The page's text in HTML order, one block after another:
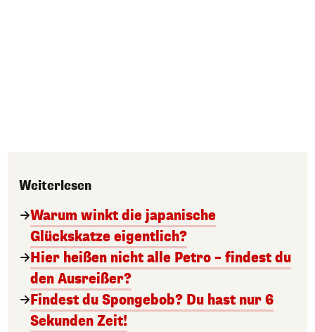
Weiterlesen
Warum winkt die japanische
Glückskatze eigentlich?
Hier heißen nicht alle Petro – findest du
den Ausreißer?
Findest du Spongebob? Du hast nur 6
Sekunden Zeit!